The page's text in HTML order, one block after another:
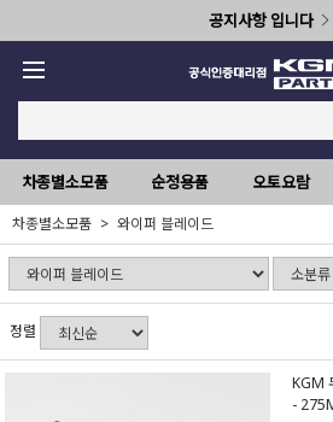
공지사항 입니다
차종별소모품 순정용품 오토요람
차종별소모품 와이퍼 블레이드
정렬
KGM
-